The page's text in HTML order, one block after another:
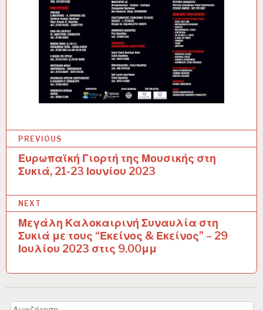
Π
σ
η
PREVIOUS
Ευρωπαϊκή Γιορτή της Μουσικής στη
Συκιά, 21-23 Ιουνίου 2023
NEXT
Μεγάλη Καλοκαιρινή Συναυλία στη
Συκιά με τους “Εκείνος & Εκείνος” – 29
Ιουλίου 2023 στις 9.00μμ
Αναζήτηση